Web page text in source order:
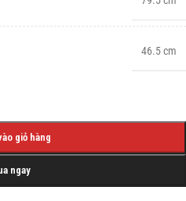
46.5 cm
giỏ hàng
ngay